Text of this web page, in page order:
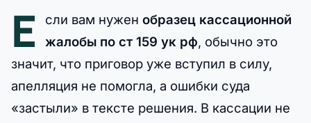
Е сли вам нужен образец кассационной
жалобы по ст 159 ук рф, обычно это
значит, что приговор уже вступил в силу,
апелляция не помогла, а ошибки суда
«застыли» в тексте решения. В кассации не